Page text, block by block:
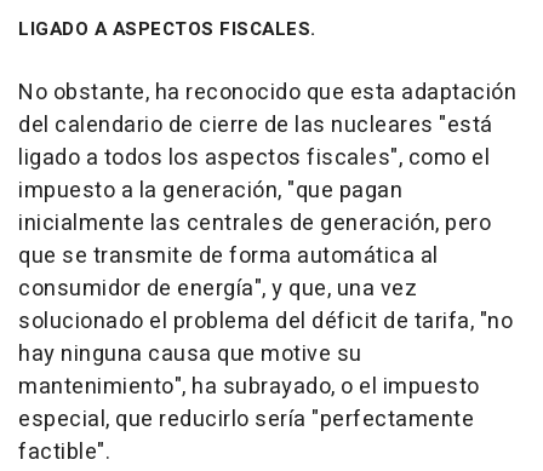
LIGADO A ASPECTOS FISCALES.
No obstante, ha reconocido que esta adaptación
del calendario de cierre de las nucleares "está
ligado a todos los aspectos fiscales", como el
impuesto a la generación, "que pagan
inicialmente las centrales de generación, pero
que se transmite de forma automática al
consumidor de energía", y que, una vez
solucionado el problema del déficit de tarifa, "no
hay ninguna causa que motive su
mantenimiento", ha subrayado, o el impuesto
especial, que reducirlo sería "perfectamente
factible".